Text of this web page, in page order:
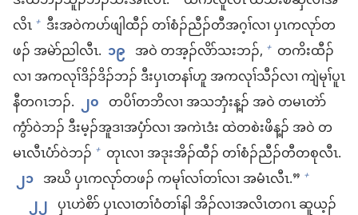
လိၤ + ဒီး​အ​ဝဲ​က​ပာ်​ဖျါ​ထီၣ်​ တၢ်​စံၣ်​ညီၣ်​တီ​အ​ဂ့ၢ်​လၢ ပှၤ​က​လုာ်​တ​
ဖၣ်​ အ​မဲာ်​ညါ​လီၤ. ၁၉ အဝဲ တ​အ့ၣ်​လိာ်​သး​ဘၣ်, + တ​ကိး​ထီၣ်​
လၢ အ​က​လုၢ်​ဒိၣ်​ဒိၣ်​ဘၣ်​ ဒီး​ပှၤ​တ​နၢ်​ဟူ အ​က​လုၢ်​သီၣ်​လၢ ကျဲ​မုၢ်​ပူၤ​
နီ​တ​ဂၤ​ဘၣ်. ၂၀ တပိၢ်​တ​ဘိ​လၢ အ​သဘှံး​န့ၣ်​ အဝဲ တ​မၤ​တဲာ်​
ကွံာ်​ဝဲ​ဘၣ်​ ဒီး​မ့ၣ်အူဒၢ​အ​ပှံာ်​လၢ အ​ကဲၤ​ဒံး ထဲ​တစဲးဖိ​န့ၣ်​ အဝဲ တ​
မၤ​လီၤပံာ်​ဝဲ​ဘၣ် + တုၤ​လၢ အ​ဒုးအိၣ်​ထီၣ်​ တၢ်​စံၣ်ညီၣ်​တီ​တစု​လီၤ.
၂၁ အဃိ ပှၤ​ကလုာ်​တဖၣ်​ က​မုၢ်လၢ်​တၢ်​လၢ အ​မံၤ​လီၤ.” +
၂၂ ပှၤ​ဟဲ​စိာ် ပှၤ​လၢ​တၢ်​ဝံ​တၢ်​နါ အိၣ်​လၢ​အ​လိၤ​တ​ဂၤ ဆူ​ယ့ၣ်​